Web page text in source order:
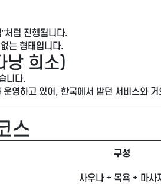
처럼 진행됩니다.
는 형태입니다.
낭 희소)
니다.
영하고 있어, 한국에서 받던 서비스와
스
구성
사우나 + 목욕 + 마사